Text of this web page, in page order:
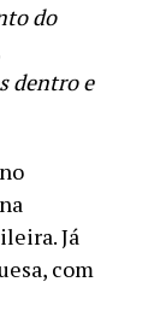
do
dentro e
Já
com